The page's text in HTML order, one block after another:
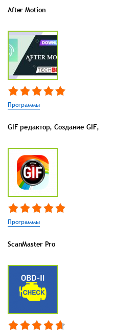
After Motion
Программы
GIF редактор, Создание GIF,
Программы
ScanMaster Pro